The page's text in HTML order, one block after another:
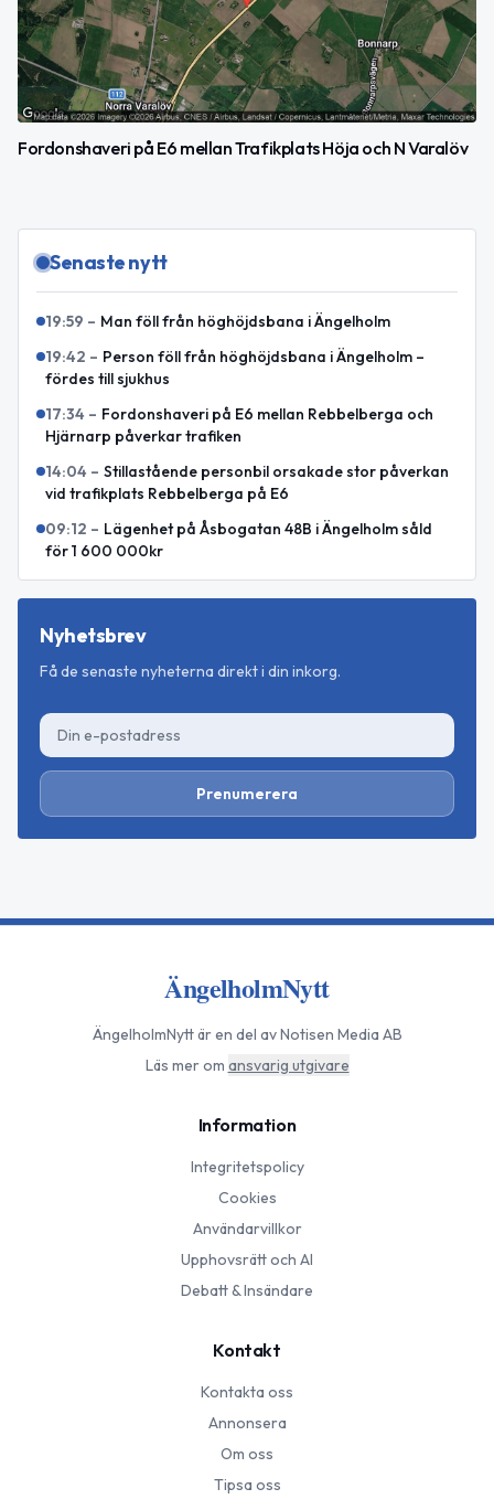
Fordonshaveri på E6 mellan Trafikplats Höja och N Varalöv
Senaste nytt
19:59 – Man föll från höghöjdsbana i Ängelholm
19:42 – Person föll från höghöjdsbana i Ängelholm –
fördes till sjukhus
17:34 – Fordonshaveri på E6 mellan Rebbelberga och
Hjärnarp påverkar trafiken
14:04 – Stillastående personbil orsakade stor påverkan
vid trafikplats Rebbelberga på E6
09:12 – Lägenhet på Åsbogatan 48B i Ängelholm såld
för 1 600 000kr
Nyhetsbrev
Få de senaste nyheterna direkt i din inkorg.
Prenumerera
ÄngelholmNytt
ÄngelholmNyttär en del av Notisen Media AB
Läs mer om ansvarig utgivare
Information
Integritetspolicy
Cookies
Användarvillkor
Upphovsrätt och AI
Debatt & Insändare
Kontakt
Kontakta oss
Annonsera
Om oss
Tipsa oss